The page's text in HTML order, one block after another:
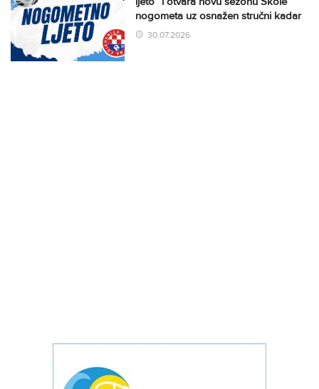
nogometa uz osnažen stručni kadar
30.07.2026